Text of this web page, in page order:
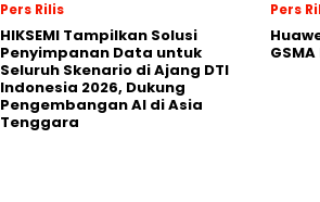
Pers Rilis
HIKSEMI Tampilkan Solusi
Penyimpanan Data untuk
Seluruh Skenario di Ajang DTI
Indonesia 2026, Dukung
Pengembangan AI di Asia
Tenggara
Pers